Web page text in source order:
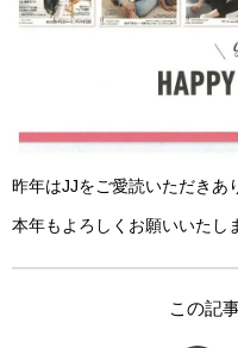
昨年はJJをご愛読いただきあ
本年もよろしくお願いいたし
この記